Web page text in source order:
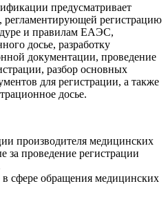
предусматривает
регламентирующей регистрацию
и правилам ЕАЭС,
досье, разработку
документации, проведение
разбор основных
для регистрации, а также
досье.
производителя медицинских
за проведение регистрации
сфере обращения медицинских